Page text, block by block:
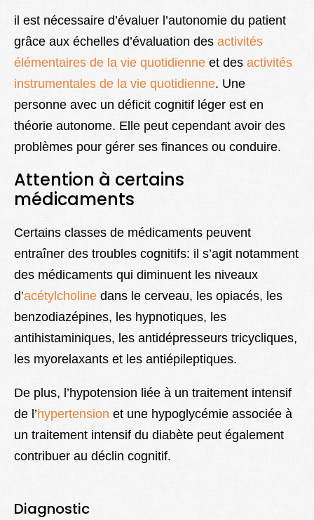
il est nécessaire d’évaluer l’autonomie du patient
grâce aux échelles d’évaluation des activités
élémentaires de la vie quotidienne et des activités
instrumentales de la vie quotidienne. Une
personne avec un déficit cognitif léger est en
théorie autonome. Elle peut cependant avoir des
problèmes pour gérer ses finances ou conduire.
Attention à certains
médicaments
Certains classes de médicaments peuvent
entraîner des troubles cognitifs: il s’agit notamment
des médicaments qui diminuent les niveaux
d’acétylcholine dans le cerveau, les opiacés, les
benzodiazépines, les hypnotiques, les
antihistaminiques, les antidépresseurs tricycliques,
les myorelaxants et les antiépileptiques.
De plus, l’hypotension liée à un traitement intensif
de l’hypertension et une hypoglycémie associée à
un traitement intensif du diabète peut également
contribuer au déclin cognitif.
Diagnostic